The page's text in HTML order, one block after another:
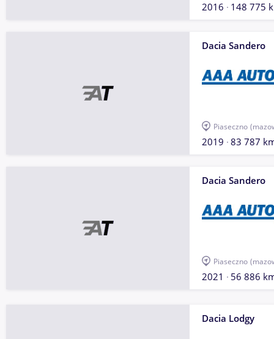
2016 148 775
Dacia Sandero
Piaseczno
2019 83 787
Dacia Sandero
Piaseczno
2021 56 886
Dacia Lodgy